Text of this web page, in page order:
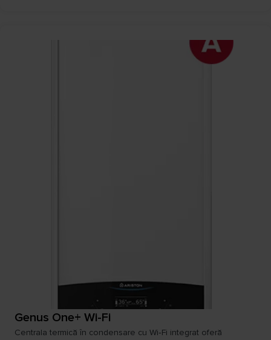
Genus One+ Wi-Fi
Centrala termică în condensare cu Wi‑Fi integrat oferă